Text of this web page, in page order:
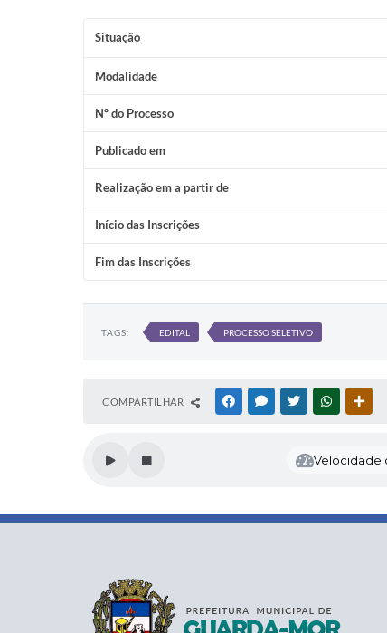
Situação
Modalidade
Nº do Processo
Publicado em
Realização em a partir de
Início das Inscrições
Fim das Inscrições
TAGS: EDITAL PROCESSO SELETIVO
COMPARTILHAR FACEBOOKMESSENGER
TWITTERWHATSAPP
Velocidade